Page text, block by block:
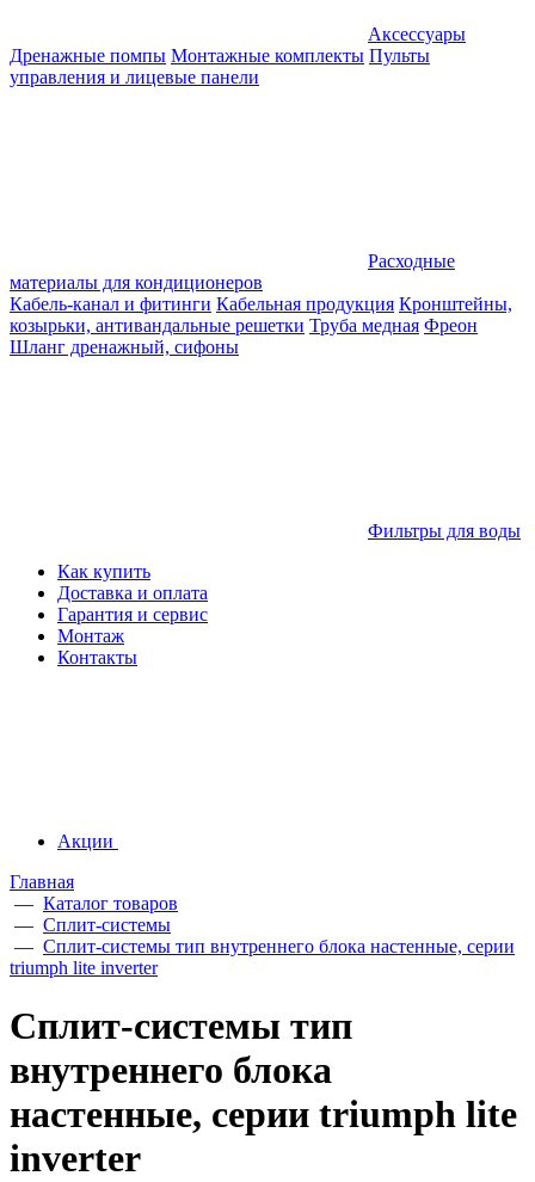
Аксессуары
Дренажные помпы Монтажные комплекты Пульты
управления и лицевые панели
Расходные
материалы для кондиционеров
Кабель-канал и фитинги Кабельная продукция Кронштейны,
козырьки, антивандальные решетки Труба медная Фреон
Шланг дренажный, сифоны
Фильтры для воды
Как купить
Доставка и оплата
Гарантия и сервис
Монтаж
Контакты
Акции
Главная
— Каталог товаров
— Сплит-системы
— Сплит-системы тип внутреннего блока настенные, серии
triumph lite inverter
Сплит-системы тип
внутреннего блока
настенные, серии triumph lite
inverter